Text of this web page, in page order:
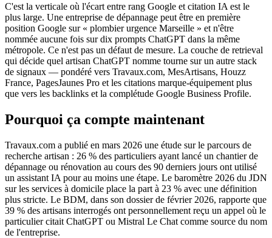
C'est la verticale où l'écart entre rang Google et citation IA est le
plus large. Une entreprise de dépannage peut être en première
position Google sur « plombier urgence Marseille » et n'être
nommée aucune fois sur dix prompts ChatGPT dans la même
métropole. Ce n'est pas un défaut de mesure. La couche de retrieval
qui décide quel artisan ChatGPT nomme tourne sur un autre stack
de signaux — pondéré vers Travaux.com, MesArtisans, Houzz
France, PagesJaunes Pro et les citations marque-équipement plus
que vers les backlinks et la complétude Google Business Profile.
Pourquoi ça compte maintenant
Travaux.com a publié en mars 2026 une étude sur le parcours de
recherche artisan : 26 % des particuliers ayant lancé un chantier de
dépannage ou rénovation au cours des 90 derniers jours ont utilisé
un assistant IA pour au moins une étape. Le baromètre 2026 du JDN
sur les services à domicile place la part à 23 % avec une définition
plus stricte. Le BDM, dans son dossier de février 2026, rapporte que
39 % des artisans interrogés ont personnellement reçu un appel où le
particulier citait ChatGPT ou Mistral Le Chat comme source du nom
de l'entreprise.